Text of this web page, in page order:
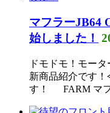
マフラーJB64
始しました！
ドモドモ！モー
新商品紹介です！
す！ FARM マ